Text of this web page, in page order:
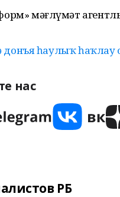
мәғлүмәт
донъя һаулыҡ
нас
РБ